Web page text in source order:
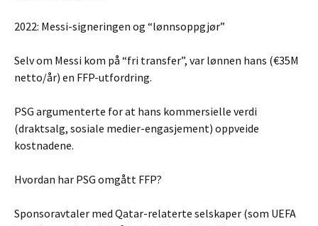
2022: Messi-signeringen og “lønnsoppgjør”
Selv om Messi kom på “fri transfer”, var lønnen hans (€35M
netto/år) en FFP-utfordring.
PSG argumenterte for at hans kommersielle verdi
(draktsalg, sosiale medier-engasjement) oppveide
kostnadene.
Hvordan har PSG omgått FFP?
Sponsoravtaler med Qatar-relaterte selskaper (som UEFA